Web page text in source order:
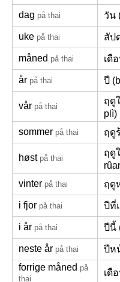
dag på thai วัน
uke på thai สัป
måned på thai เดื
år på thai ปี
vår på thai
ฤดู
plì)
sommer på thai ฤดู
høst på thai
ฤดู
vinter på thai ฤดู
i fjor på thai ปีที่
i år på thai ปีนี้
neste år på thai
ปีห
forrige måned på
thai
เดื